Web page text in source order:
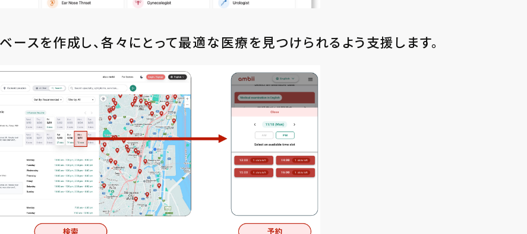
ースを作成し、各々にとって最適な医療を⾒つけられるよう⽀援します。